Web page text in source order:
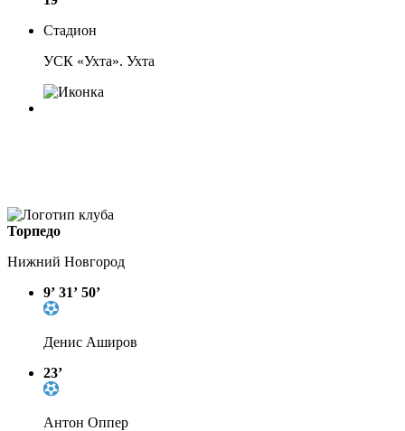
Стадион
УСК «Ухта». Ухта
Торпедо
Нижний Новгород
9’ 31’ 50’
Денис Аширов
23’
Антон Оппер